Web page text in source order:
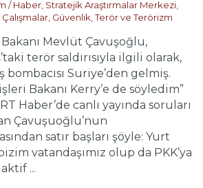
/ Haber, Stratejik Araştırmalar Merkezi,
, Güvenlik, Terör ve Terörizm
Bakanı Mevlüt Çavuşoğlu,
terör saldırısıyla ilgili olarak,
bombacısı Suriye’den gelmiş.
Bakanı Kerry’e de söyledim”
Haber’de canlı yayında soruları
Çavuşuoğlu’nun
satır başları şöyle: Yurt
vatandaşımız olup da PKK’ya
...